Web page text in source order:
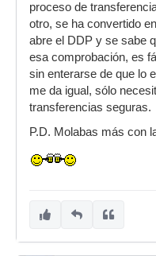
proceso de
otro, se ha convertido
abre el DDP y se sabe
esa comprobación, es
sin enterarse de que lo
me da igual, sólo
transferencias seguras.
P.D. Molabas más con